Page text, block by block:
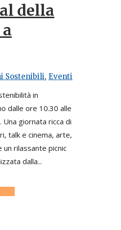
della
Sostenibili, Eventi
in
dalle ore 10.30 alle
Una giornata ricca di
talk e cinema, arte,
rilassante picnic
dalla...